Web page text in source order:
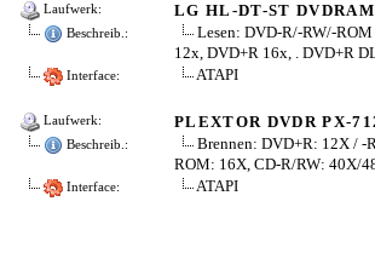
Laufwerk: LG HL-DT-ST
Beschreib.:
Lesen: DVD-R/-RW/-
12x, DVD+R 16x, . DVD+R
Interface: ATAPI
Laufwerk: PLEXTOR DVDR PX-
Beschreib.:
Brennen: DVD+R: 12X / -
ROM: 16X, CD-R/RW: 40X/
Interface: ATAPI